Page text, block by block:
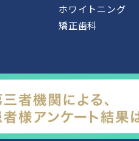
ホワイトニング
矯正歯科